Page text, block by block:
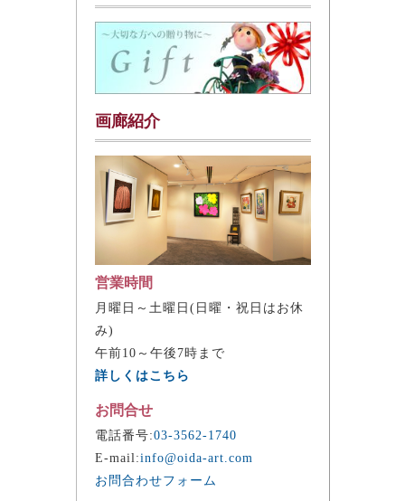
画廊紹介
営業時間
月曜日～土曜日(日曜・祝日はお休
み)
午前10～午後7時まで
詳しくはこちら
お問合せ
電話番号:03-3562-1740
E-mail:info@oida-art.com
お問合わせフォーム